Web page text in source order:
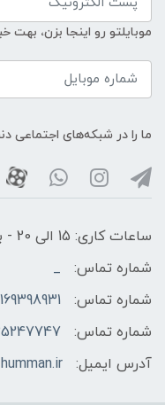
موبایلتو رو اینجا بزن،
ما را در شبکه‌های اجتماعی
ساعات کاری: 15 الی 20 - بجز ایام تعطیل
شماره تماس:
_
شماره تماس:
شماره تماس:
آدرس ایمیل: